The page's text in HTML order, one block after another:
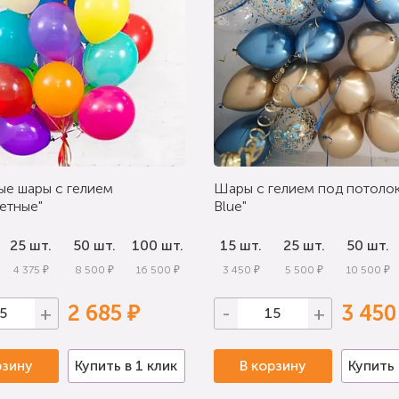
шары с гелием
25 шт.
4 375 ₽
50 шт.
8 500 ₽
100 шт.
16 500 ₽
+ 2 685 ₽
Купить в 1 клик
Шары с гелием под
Blue"
15 шт.
3 450 ₽
25 шт.
5 500 ₽
50 шт.
10 500 ₽
- + 3
В корзину Купить